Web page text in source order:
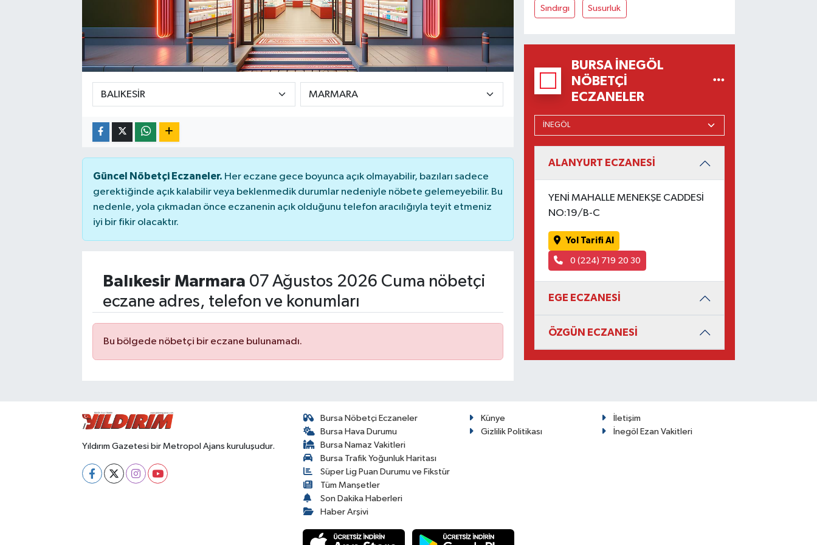
Güncel Nöbetçi Eczaneler. Her eczane gece boyunca açık olmayabilir, bazıları sadece
gerektiğinde açık kalabilir veya beklenmedik durumlar nedeniyle nöbete gelemeyebilir. Bu
nedenle, yola çıkmadan önce eczanenin açık olduğunu telefon aracılığıyla teyit etmeniz
iyi bir fikir olacaktır.
Balıkesir Marmara 07 Ağustos 2026 Cuma nöbetçi
eczane adres, telefon ve konumları
Bu bölgede nöbetçi bir eczane bulunamadı.
Sındırgı Susurluk
BURSA İNEGÖL
NÖBETÇI
ECZANELER
ALANYURT ECZANESİ
YENİ MAHALLE MENEKŞE CADDESİ
NO:19/B-C
Yol Tarifi Al
0 (224) 719 20 30
EGE ECZANESİ
ÖZGÜN ECZANESİ
Yıldırım Gazetesi bir Metropol Ajans kuruluşudur.
Bursa Nöbetçi Eczaneler
Bursa Hava Durumu
Bursa Namaz Vakitleri
Bursa Trafik Yoğunluk Haritası
Süper Lig Puan Durumu ve Fikstür
Tüm Manşetler
Son Dakika Haberleri
Haber Arşivi
Künye
İletişim
Gizlilik Politikası
İnegöl Ezan Vakitleri